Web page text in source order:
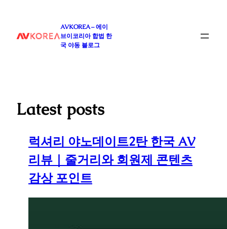
AVKOREA – 에이
브이코리아 합법 한
국 야동 블로그
Latest posts
럭셔리 야노데이트2탄 한국 AV
리뷰｜줄거리와 회원제 콘텐츠
감상 포인트